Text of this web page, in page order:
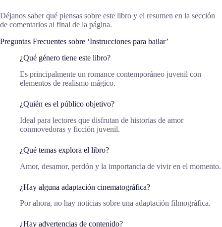
Déjanos saber qué piensas sobre este libro y el resumen en la sección
de comentarios al final de la página.
Preguntas Frecuentes sobre ‘Instrucciones para bailar’
¿Qué género tiene este libro?
Es principalmente un romance contemporáneo juvenil con
elementos de realismo mágico.
¿Quién es el público objetivo?
Ideal para lectores que disfrutan de historias de amor
conmovedoras y ficción juvenil.
¿Qué temas explora el libro?
Amor, desamor, perdón y la importancia de vivir en el momento.
¿Hay alguna adaptación cinematográfica?
Por ahora, no hay noticias sobre una adaptación filmográfica.
¿Hay advertencias de contenido?